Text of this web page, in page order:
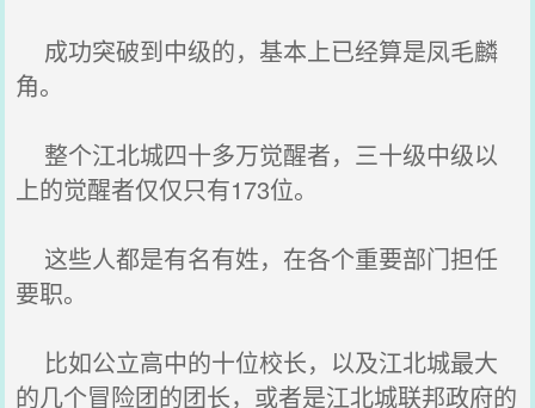
成功突破到中级的，基本上已经算是凤毛麟
角。
整个江北城四十多万觉醒者，三十级中级以
上的觉醒者仅仅只有173位。
这些人都是有名有姓，在各个重要部门担任
要职。
比如公立高中的十位校长，以及江北城最大
的几个冒险团的团长，或者是江北城联邦政府的